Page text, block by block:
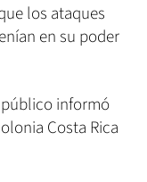
los ataques
en su poder
informó
Costa Rica